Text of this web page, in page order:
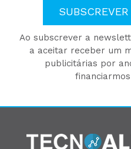
Ao subscrever a
a aceitar receber um
publicitárias por